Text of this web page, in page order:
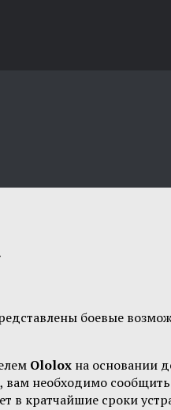
боевые
Ololox на основании
необходимо
в кратчайшие сроки